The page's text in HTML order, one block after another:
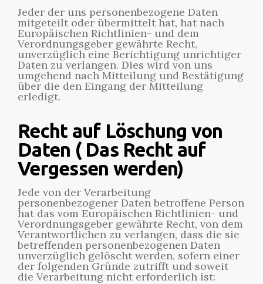
Jeder der uns personenbezogene Daten
mitgeteilt oder übermittelt hat, hat nach
Europäischen Richtlinien- und dem
Verordnungsgeber gewährte Recht,
unverzüglich eine Berichtigung unrichtiger
Daten zu verlangen. Dies wird von uns
umgehend nach Mitteilung und Bestätigung
über die den Eingang der Mitteilung
erledigt.
Recht auf Löschung von
Daten ( Das Recht auf
Vergessen werden)
Jede von der Verarbeitung
personenbezogener Daten betroffene Person
hat das vom Europäischen Richtlinien- und
Verordnungsgeber gewährte Recht, von dem
Verantwortlichen zu verlangen, dass die sie
betreffenden personenbezogenen Daten
unverzüglich gelöscht werden, sofern einer
der folgenden Gründe zutrifft und soweit
die Verarbeitung nicht erforderlich ist: